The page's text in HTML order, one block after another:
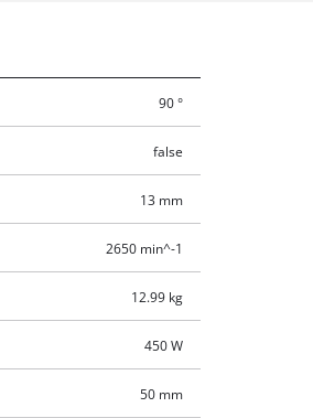
90 °
false
13 mm
2650 min^-1
12.99 kg
450 W
50 mm